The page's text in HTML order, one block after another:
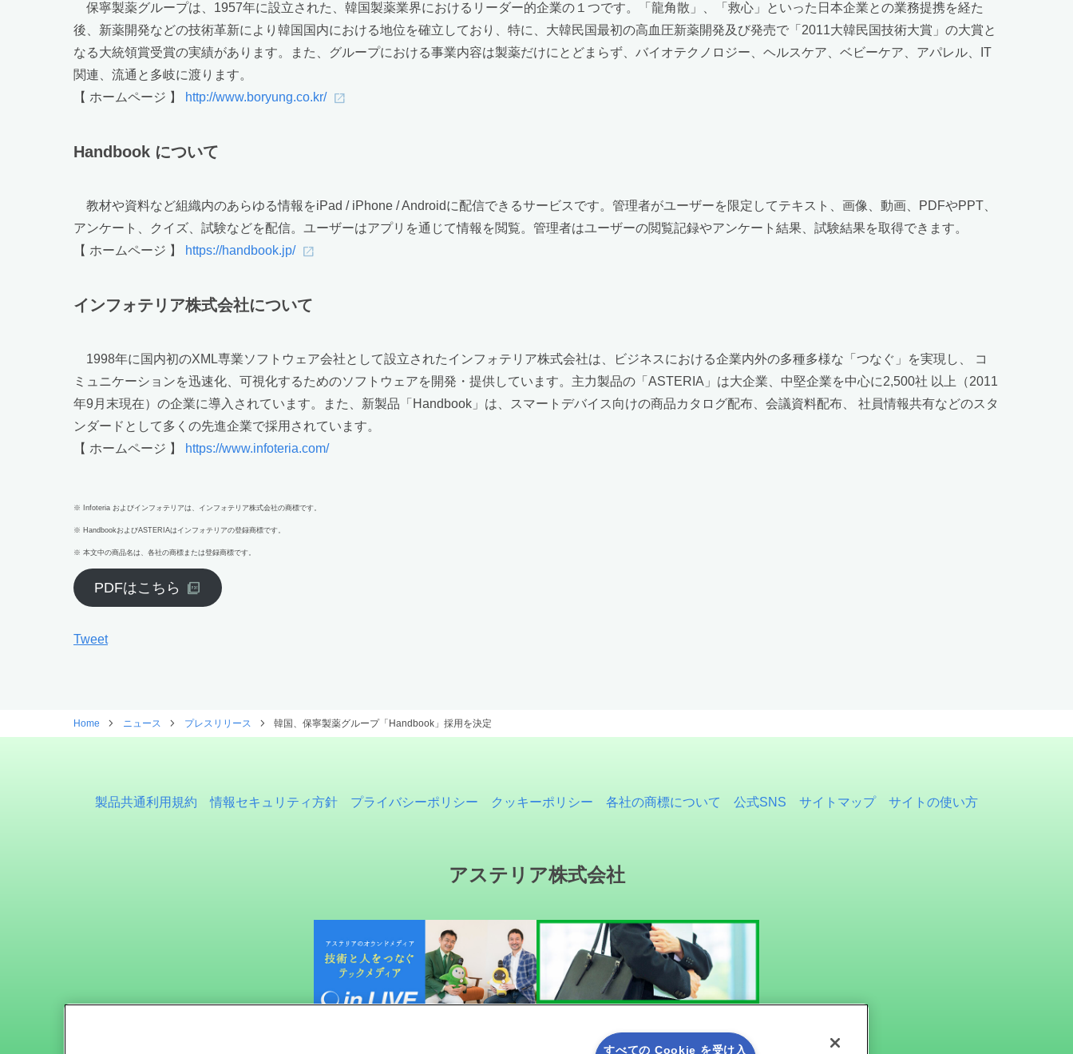
保寧製薬グループは、1957年に設立された、韓国製薬業界におけるリーダー的企業の１つです。「龍角散」、「救心」といった日本企業との業務提携を経た
後、新薬開発などの技術革新により韓国国内における地位を確立しており、特に、大韓民国最初の高血圧新薬開発及び発売で「2011大韓民国技術大賞」の大賞と
なる大統領賞受賞の実績があります。また、グループにおける事業内容は製薬だけにとどまらず、バイオテクノロジー、ヘルスケア、ベビーケア、アパレル、IT
関連、流通と多岐に渡ります。
【 ホームページ 】
http://www.boryung.co.kr/
Handbook について
教材や資料など組織内のあらゆる情報をiPad / iPhone / Androidに配信できるサービスです。管理者がユーザーを限定してテキスト、画像、動画、PDFやPPT、
アンケート、クイズ、試験などを配信。ユーザーはアプリを通じて情報を閲覧。管理者はユーザーの閲覧記録やアンケート結果、試験結果を取得できます。
【 ホームページ 】
https://handbook.jp/
インフォテリア株式会社について
1998年に国内初のXML専業ソフトウェア会社として設立されたインフォテリア株式会社は、ビジネスにおける企業内外の多種多様な「つなぐ」を実現し、 コ
ミュニケーションを迅速化、可視化するためのソフトウェアを開発・提供しています。主力製品の「ASTERIA」は大企業、中堅企業を中心に2,500社 以上（2011
年9月末現在）の企業に導入されています。また、新製品「Handbook」は、スマートデバイス向けの商品カタログ配布、会議資料配布、 社員情報共有などのスタ
ンダードとして多くの先進企業で採用されています。
【 ホームページ 】
https://www.infoteria.com/
※ Infoteria およびインフォテリアは、インフォテリア株式会社の商標です。
※ HandbookおよびASTERIAはインフォテリアの登録商標です。
※ 本文中の商品名は、各社の商標または登録商標です。
PDFはこちら
Tweet
Home ニュース プレスリリース 韓国、保寧製薬グループ「Handbook」採用を決定
製品共通利用規約 情報セキュリティ方針 プライバシーポリシー クッキーポリシー 各社の商標について 公式SNS サイトマップ サイトの使い方
アステリア株式会社
すべての Cookie を受け入